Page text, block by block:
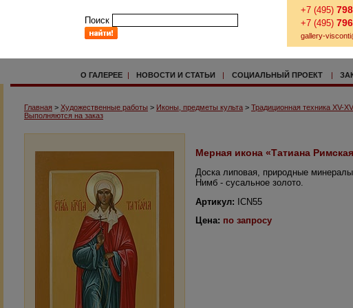
Поиск
+7 (495)
+7 (495)
gallery-
О ГАЛЕРЕЕ | НОВОСТИ И СТАТЬИ | СОЦИАЛЬНЫЙ ПРОЕКТ |
Главная > Художественные работы > Иконы, предметы культа > Традиционная техника XV-
Выполняются на заказ
Мерная икона «Татиана
Доска липовая, природные минералы.
Нимб - сусальное золото.
Артикул: ICN55
Цена: по запросу